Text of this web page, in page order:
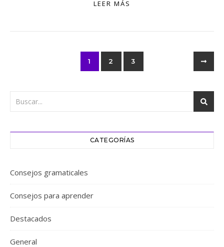
LEER MÁS
1 2 3
CATEGORÍAS
Consejos gramaticales
Consejos para aprender
Destacados
General